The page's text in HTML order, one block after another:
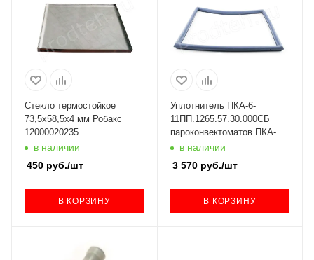
Стекло термостойкое
73,5х58,5х4 мм Робакс
12000020235
в наличии
450 руб./шт
В КОРЗИНУ
Уплотнитель ПКА-6-
11ПП.1265.57.30.000СБ
пароконвектоматов ПКА-6-
1/1ПМ/ВМ/ПП Абат (с 2010
в наличии
3 570руб./шт
В КОРЗИНУ